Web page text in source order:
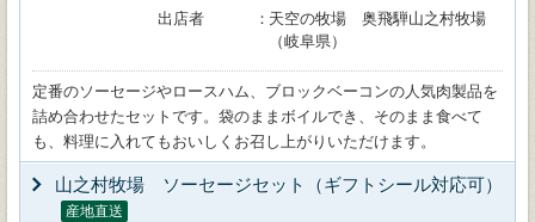
出店者
天空の牧場 奥飛騨山之村牧場
（岐阜県）
定番のソーセージやロースハム、ブロックベーコンの人気肉製品を
詰め合わせたセットです。袋のままボイルでき、そのまま食べて
も、料理に入れてもおいしくお召し上がりいただけます。
山之村牧場 ソーセージセット（ギフトシール対応可）
産地直送